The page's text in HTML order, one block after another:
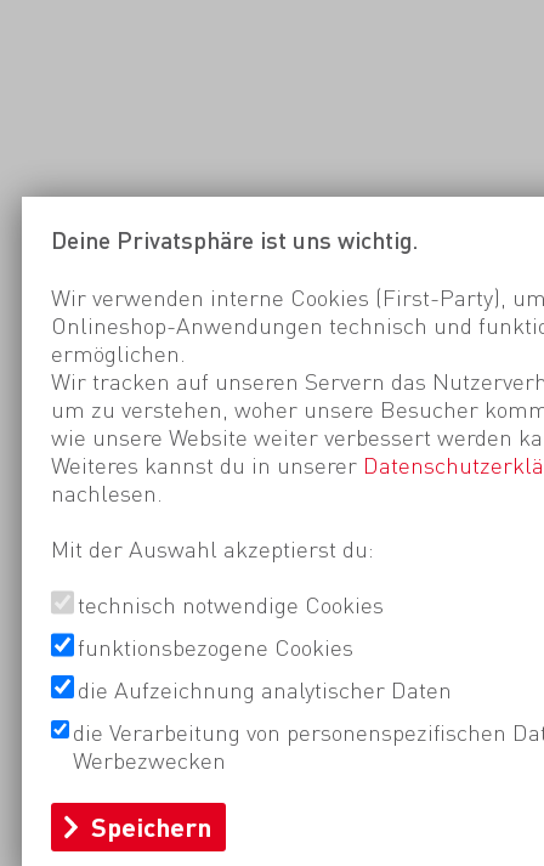
Deine Privatsphäre ist uns wichtig.
Wir verwenden interne Cookies (First-Party),
Onlineshop-Anwendungen technisch und
ermöglichen.
Wir tracken auf unseren Servern das
um zu verstehen, woher unsere Besucher
wie unsere Website weiter verbessert werden
Weiteres kannst du in unserer
nachlesen.
Mit der Auswahl akzeptierst du:
technisch notwendige Cookies
funktionsbezogene Cookies
die Aufzeichnung analytischer Daten
die Verarbeitung von personenspezifischen
Werbezwecken
Speichern